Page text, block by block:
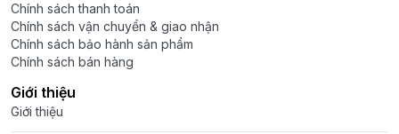
Chính sách thanh toán
Chính sách vận chuyển & giao nhận
Chính sách bảo hành sản phẩm
Chính sách bán hàng
Giới thiệu
Giới thiệu